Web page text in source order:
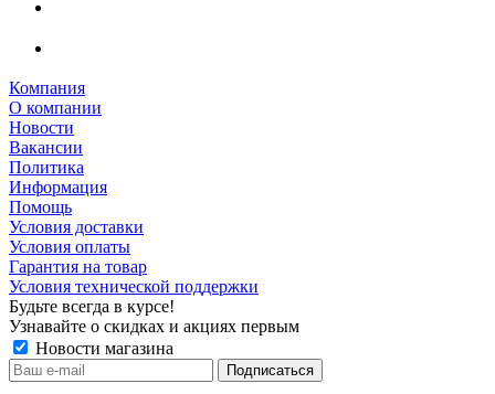
Компания
О компании
Новости
Вакансии
Политика
Информация
Помощь
Условия доставки
Условия оплаты
Гарантия на товар
Условия технической поддержки
Будьте всегда в курсе!
Узнавайте о скидках и акциях первым
Новости магазина